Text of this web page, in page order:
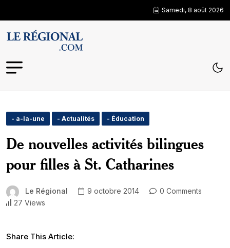
Samedi, 8 août 2026
- a-la-une - Actualités - Éducation
De nouvelles activités bilingues
pour filles à St. Catharines
Le Régional 9 octobre 2014
0 Comments
27 Views
Share This Article: